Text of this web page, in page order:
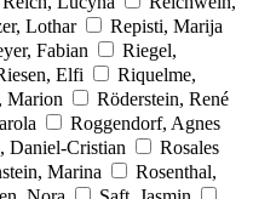
Lothar
Repisti, Marija
Fabian
Riegel,
Elfi
Riquelme,
Marion
Röderstein, René
Roggendorf, Agnes
Daniel-Cristian
Rosales
Marina
Rosenthal,